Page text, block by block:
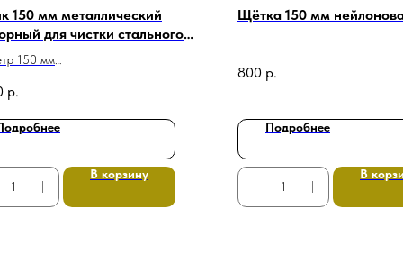
150 мм металлический
для чистки стального
150 мм
секции 1,5 м
р.
В корзину
Щётка 150 мм
800 р.
Подробнее
В